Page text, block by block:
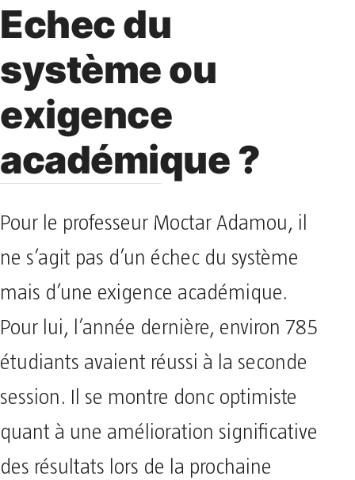
Echec du
système ou
exigence
académique ?
Pour le professeur Moctar Adamou, il
ne s’agit pas d’un échec du système
mais d’une exigence académique.
Pour lui, l’année dernière, environ 785
étudiants avaient réussi à la seconde
session. Il se montre donc optimiste
quant à une amélioration significative
des résultats lors de la prochaine